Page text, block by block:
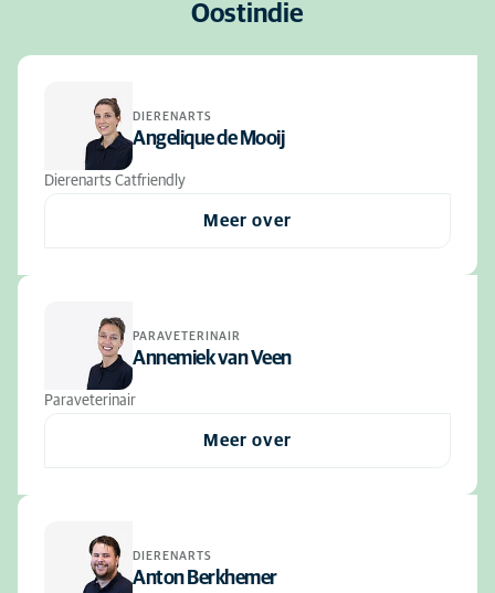
Oostindie
DIERENARTS
Angelique de Mooij
Dierenarts Catfriendly
Meer over
PARAVETERINAIR
Annemiek van Veen
Paraveterinair
Meer over
DIERENARTS
Anton Berkhemer